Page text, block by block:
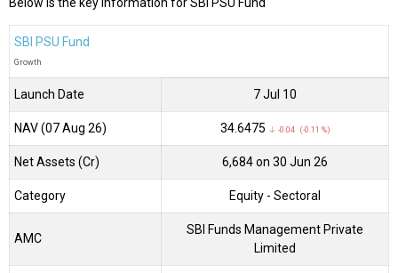
SBI PSU Fund
Growth
Launch Date 7 Jul 10
NAV (07 Aug 26) ₹34.6475 ↓ -0.04 (-0.11 %)
Net Assets (Cr) ₹6,684 on 30 Jun 26
Category Equity - Sectoral
AMC
SBI Funds Management Private
Limited